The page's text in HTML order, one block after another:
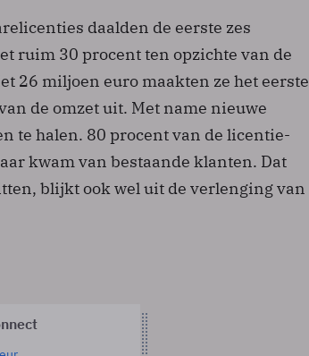
daalden de eerste zes
ruim 30 procent ten opzichte van de
26 miljoen euro maakten ze het eerste
de omzet uit. Met name nieuwe
te halen. 80 procent van de licentie-
kwam van bestaande klanten. Dat
blijkt ook wel uit de verlenging van